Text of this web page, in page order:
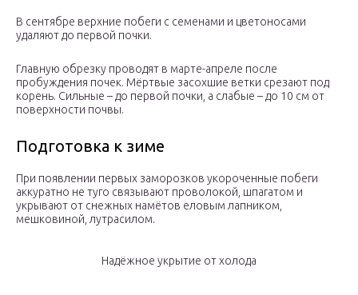
В сентябре верхние побеги с семенами и цветоносами
удаляют до первой почки.
Главную обрезку проводят в марте-апреле после
пробуждения почек. Мёртвые засохшие ветки срезают под
корень. Сильные – до первой почки, а слабые – до 10 см от
поверхности почвы.
Подготовка к зиме
При появлении первых заморозков укороченные побеги
аккуратно не туго связывают проволокой, шпагатом и
укрывают от снежных намётов еловым лапником,
мешковиной, лутрасилом.
Надёжное укрытие от холода